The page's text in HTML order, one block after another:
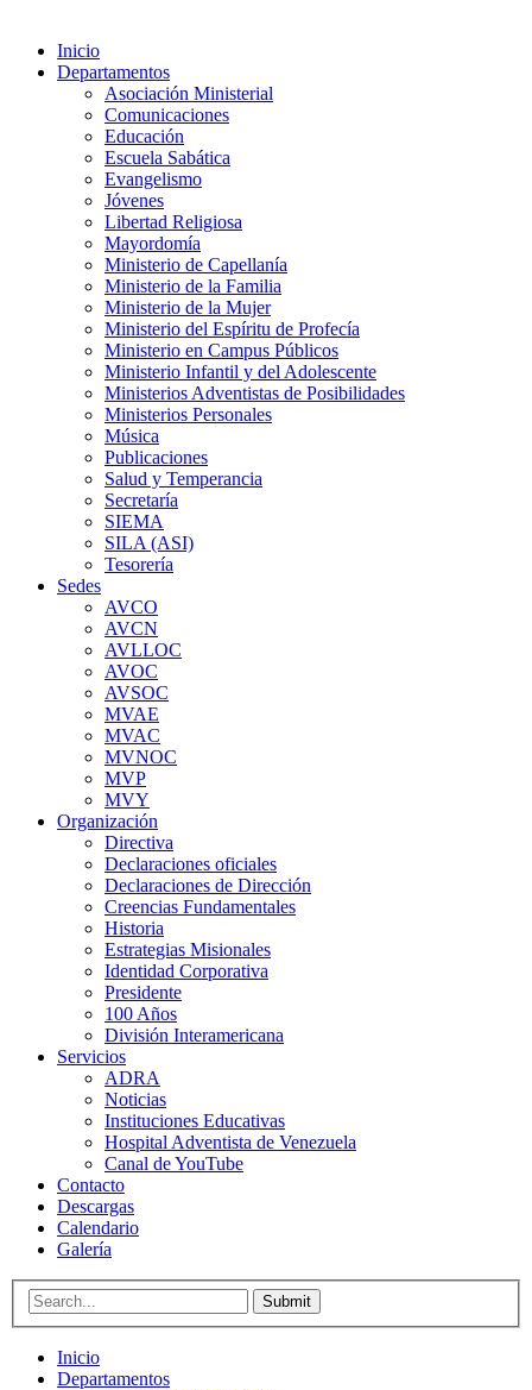
Inicio
Departamentos
Asociación Ministerial
Comunicaciones
Educación
Escuela Sabática
Evangelismo
Jóvenes
Libertad Religiosa
Mayordomía
Ministerio de Capellanía
Ministerio de la Familia
Ministerio de la Mujer
Ministerio del Espíritu de Profecía
Ministerio en Campus Públicos
Ministerio Infantil y del Adolescente
Ministerios Adventistas de Posibilidades
Ministerios Personales
Música
Publicaciones
Salud y Temperancia
Secretaría
SIEMA
SILA (ASI)
Tesorería
Sedes
AVCO
AVCN
AVLLOC
AVOC
AVSOC
MVAE
MVAC
MVNOC
MVP
MVY
Organización
Directiva
Declaraciones oficiales
Declaraciones de Dirección
Creencias Fundamentales
Historia
Estrategias Misionales
Identidad Corporativa
Presidente
100 Años
División Interamericana
Servicios
ADRA
Noticias
Instituciones Educativas
Hospital Adventista de Venezuela
Canal de YouTube
Contacto
Descargas
Calendario
Galería
Submit
Inicio
Departamentos